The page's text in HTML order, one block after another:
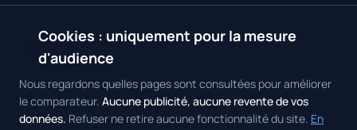
Toutes les marques
Contact
Cookies : uniquement pour la mesure
d'audience
Nous regardons quelles pages sont consultées pour améliorer
le comparateur. Aucune publicité, aucune revente de vos
données. Refuser ne retire aucune fonctionnalité du site. En